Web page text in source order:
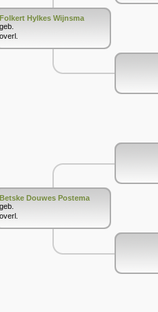
Folkert Hylkes Wijnsma
geb.
overl.
Betske Douwes Postema
geb.
overl.